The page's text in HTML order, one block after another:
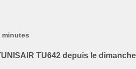
minutes
TU642 depuis le dimanche